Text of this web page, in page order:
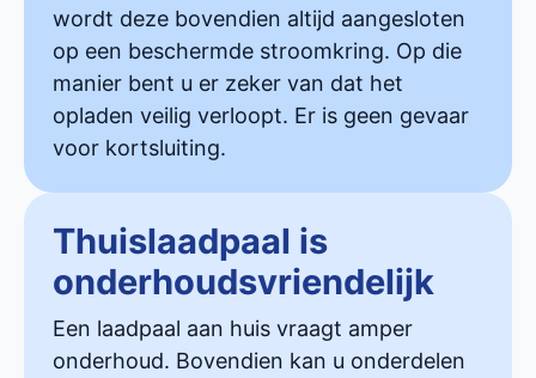
wordt deze bovendien altijd aangesloten
op een beschermde stroomkring. Op die
manier bent u er zeker van dat het
opladen veilig verloopt. Er is geen gevaar
voor kortsluiting.
Thuislaadpaal is
onderhoudsvriendelijk
Een laadpaal aan huis vraagt amper
onderhoud. Bovendien kan u onderdelen